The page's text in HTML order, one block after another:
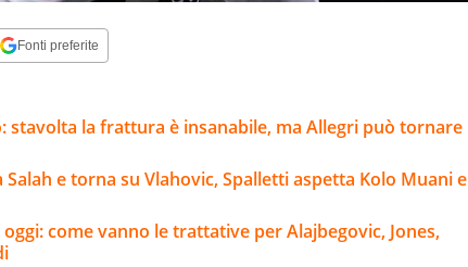
Fonti preferite
stavolta la frattura è insanabile, ma Allegri può tornare
e torna su Vlahovic, Spalletti aspetta Kolo Muani e
come vanno le trattative per Alajbegovic, Jones,